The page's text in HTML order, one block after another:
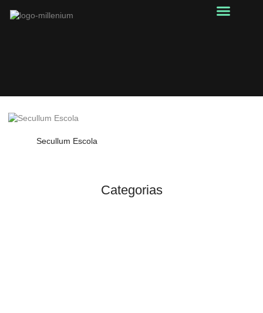
Secullum Escola
Categorias